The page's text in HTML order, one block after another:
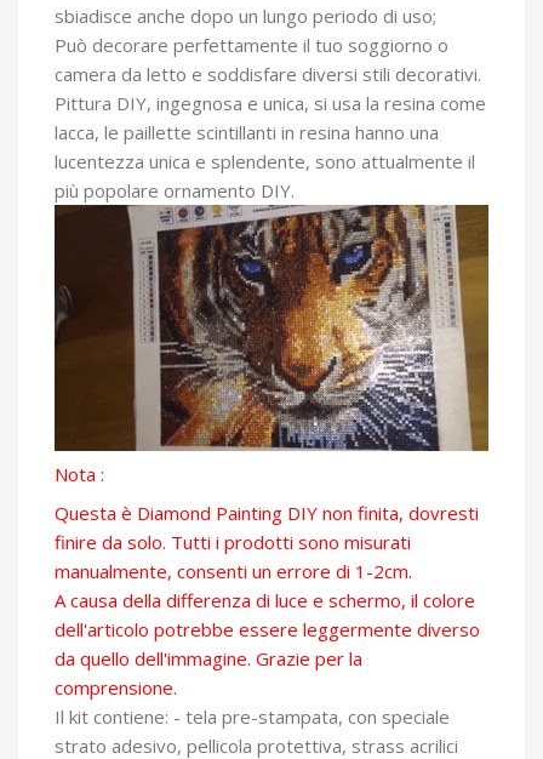
sbiadisce anche dopo un lungo periodo di uso;
Può decorare perfettamente il tuo soggiorno o
camera da letto e soddisfare diversi stili decorativi.
Pittura DIY, ingegnosa e unica, si usa la resina come
lacca, le paillette scintillanti in resina hanno una
lucentezza unica e splendente, sono attualmente il
più popolare ornamento DIY.
Nota :
Questa è Diamond Painting DIY non finita, dovresti
finire da solo. Tutti i prodotti sono misurati
manualmente, consenti un errore di 1-2cm.
A causa della differenza di luce e schermo, il colore
dell'articolo potrebbe essere leggermente diverso
da quello dell'immagine. Grazie per la
comprensione.
Il kit contiene: - tela pre-stampata, con speciale
strato adesivo, pellicola protettiva, strass acrilici